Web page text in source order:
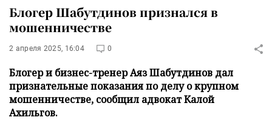
Блогер Шабутдинов признался в
мошенничестве
2 апреля 2025, 16:04 0
Блогер и бизнес-тренер Аяз Шабутдинов дал
признательные показания по делу о крупном
мошенничестве, сообщил адвокат Калой
Ахильгов.